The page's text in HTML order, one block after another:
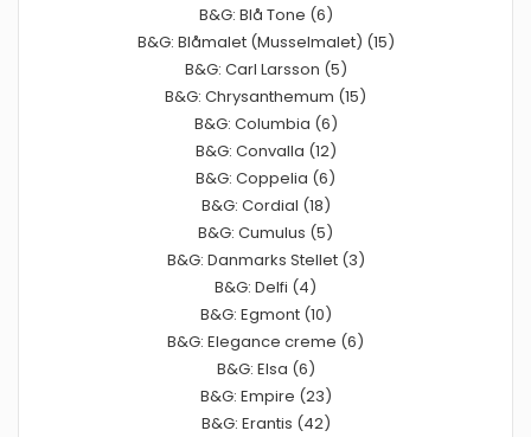
B&G: Blå Tone (6)
B&G: Blåmalet (Musselmalet) (15)
B&G: Carl Larsson (5)
B&G: Chrysanthemum (15)
B&G: Columbia (6)
B&G: Convalla (12)
B&G: Coppelia (6)
B&G: Cordial (18)
B&G: Cumulus (5)
B&G: Danmarks Stellet (3)
B&G: Delfi (4)
B&G: Egmont (10)
B&G: Elegance creme (6)
B&G: Elsa (6)
B&G: Empire (23)
B&G: Erantis (42)